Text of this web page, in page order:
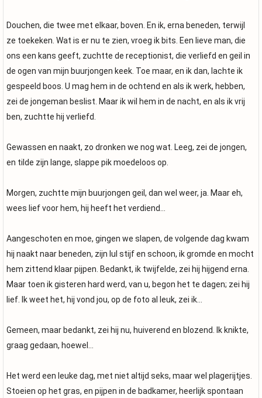
Douchen, die twee met elkaar, boven. En ik, erna beneden, terwijl
ze toekeken. Wat is er nu te zien, vroeg ik bits. Een lieve man, die
ons een kans geeft, zuchtte de receptionist, die verliefd en geil in
de ogen van mijn buurjongen keek. Toe maar, en ik dan, lachte ik
gespeeld boos. U mag hem in de ochtend en als ik werk, hebben,
zei de jongeman beslist. Maar ik wil hem in de nacht, en als ik vrij
ben, zuchtte hij verliefd.
Gewassen en naakt, zo dronken we nog wat. Leeg, zei de jongen,
en tilde zijn lange, slappe pik moedeloos op.
Morgen, zuchtte mijn buurjongen geil, dan wel weer, ja. Maar eh,
wees lief voor hem, hij heeft het verdiend…
Aangeschoten en moe, gingen we slapen, de volgende dag kwam
hij naakt naar beneden, zijn lul stijf en schoon, ik gromde en mocht
hem zittend klaar pijpen. Bedankt, ik twijfelde, zei hij hijgend erna.
Maar toen ik gisteren hard werd, van u, begon het te dagen; zei hij
lief. Ik weet het, hij vond jou, op de foto al leuk, zei ik…
Gemeen, maar bedankt, zei hij nu, huiverend en blozend. Ik knikte,
graag gedaan, hoewel…
Het werd een leuke dag, met niet altijd seks, maar wel plagerijtjes.
Stoeien op het gras, en pijpen in de badkamer, heerlijk spontaan